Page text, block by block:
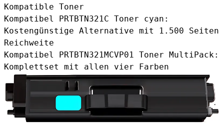
Kompatible Toner
Kompatibel PRTBTN321C Toner cyan :
Kostengünstige Alternative mit 1.500 Seiten
Reichweite
Kompatibel PRTBTN321MCVP01 Toner MultiPack:
Komplettset mit allen vier Farben